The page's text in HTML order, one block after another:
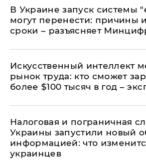
В Украине запуск системы
могут перенести: причины
сроки – разъясняет
Искусственный интеллект
рынок труда: кто сможет
более $100 тысяч в год –
Налоговая и пограничная
Украины запустили новый
информацией: что
украинцев